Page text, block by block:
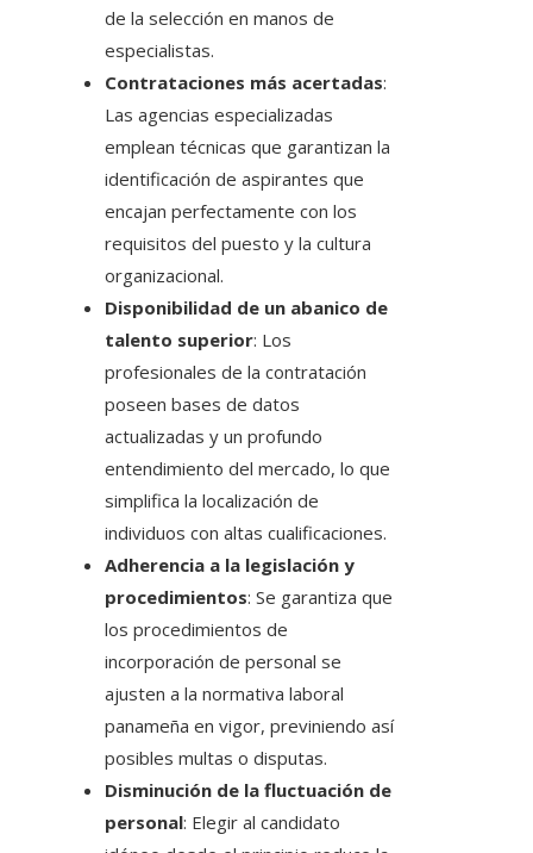
de la selección en manos de
especialistas.
Contrataciones más acertadas:
Las agencias especializadas
emplean técnicas que garantizan la
identificación de aspirantes que
encajan perfectamente con los
requisitos del puesto y la cultura
organizacional.
Disponibilidad de un abanico de
talento superior: Los
profesionales de la contratación
poseen bases de datos
actualizadas y un profundo
entendimiento del mercado, lo que
simplifica la localización de
individuos con altas cualificaciones.
Adherencia a la legislación y
procedimientos: Se garantiza que
los procedimientos de
incorporación de personal se
ajusten a la normativa laboral
panameña en vigor, previniendo así
posibles multas o disputas.
Disminución de la fluctuación de
personal: Elegir al candidato